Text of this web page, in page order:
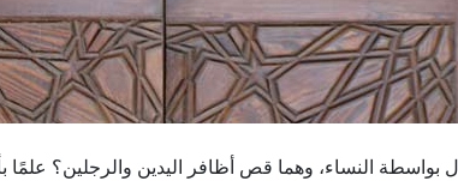
بواسطة النساء، وهما قص أظافر اليدين والرجلين؟ علمًا